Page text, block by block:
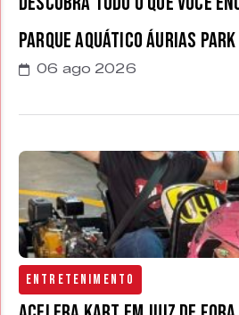
parque aquático Áurias Park
06 ago 2026
Entretenimento